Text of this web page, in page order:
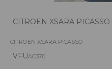
CITROEN XSARA PICASSO
CITROEN XSARA PICASSO
VFUAC370